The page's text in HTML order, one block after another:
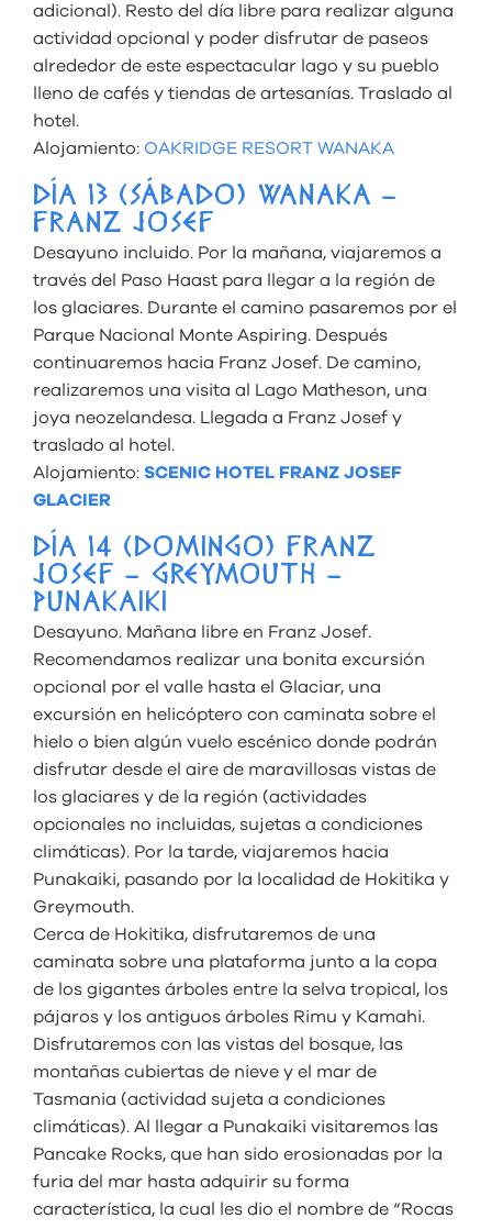
adicional). Resto del día libre para realizar alguna
actividad opcional y poder disfrutar de paseos
alrededor de este espectacular lago y su pueblo
lleno de cafés y tiendas de artesanías. Traslado al
hotel.
Alojamiento: OAKRIDGE RESORT WANAKA
DÍA 13 (SÁBADO) WANAKA –
FRANZ JOSEF
Desayuno incluido. Por la mañana, viajaremos a
través del Paso Haast para llegar a la región de
los glaciares. Durante el camino pasaremos por el
Parque Nacional Monte Aspiring. Después
continuaremos hacia Franz Josef. De camino,
realizaremos una visita al Lago Matheson, una
joya neozelandesa. Llegada a Franz Josef y
traslado al hotel.
Alojamiento: SCENIC HOTEL FRANZ JOSEF
GLACIER
DÍA 14 (DOMINGO) FRANZ
JOSEF – GREYMOUTH –
PUNAKAIKI
Desayuno. Mañana libre en Franz Josef.
Recomendamos realizar una bonita excursión
opcional por el valle hasta el Glaciar, una
excursión en helicóptero con caminata sobre el
hielo o bien algún vuelo escénico donde podrán
disfrutar desde el aire de maravillosas vistas de
los glaciares y de la región (actividades
opcionales no incluidas, sujetas a condiciones
climáticas). Por la tarde, viajaremos hacia
Punakaiki, pasando por la localidad de Hokitika y
Greymouth.
Cerca de Hokitika, disfrutaremos de una
caminata sobre una plataforma junto a la copa
de los gigantes árboles entre la selva tropical, los
pájaros y los antiguos árboles Rimu y Kamahi.
Disfrutaremos con las vistas del bosque, las
montañas cubiertas de nieve y el mar de
Tasmania (actividad sujeta a condiciones
climáticas). Al llegar a Punakaiki visitaremos las
Pancake Rocks, que han sido erosionadas por la
furia del mar hasta adquirir su forma
característica, la cual les dio el nombre de “Rocas